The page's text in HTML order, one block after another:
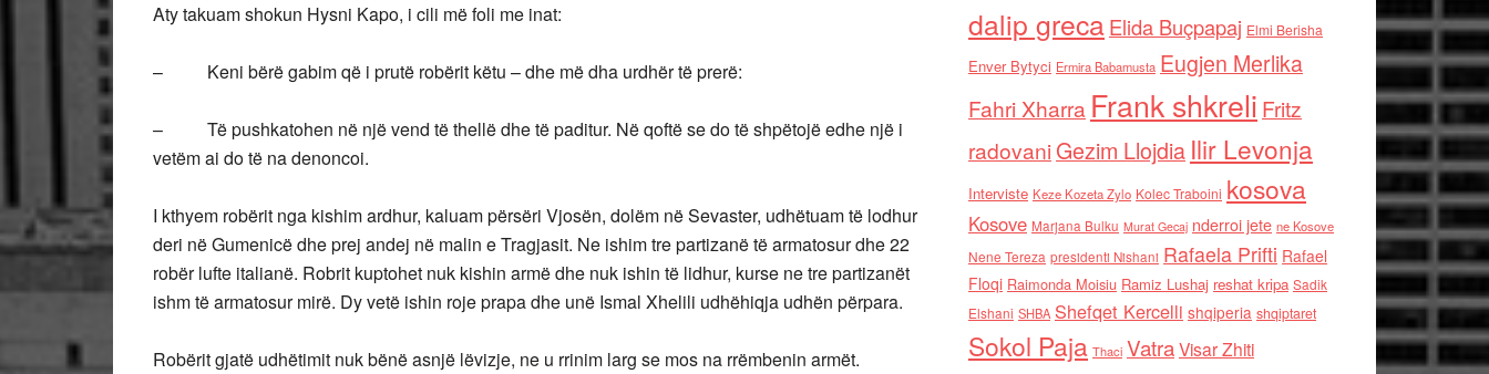
Aty takuam shokun Hysni Kapo, i cili më foli me inat:
– Keni bërë gabim që i prutë robërit këtu – dhe më dha urdhër të prerë:
– Të pushkatohen në një vend të thellë dhe të paditur. Në qoftë se do të shpëtojë edhe një i
vetëm ai do të na denoncoi.
I kthyem robërit nga kishim ardhur, kaluam përsëri Vjosën, dolëm në Sevaster, udhëtuam të lodhur
deri në Gumenicë dhe prej andej në malin e Tragjasit. Ne ishim tre partizanë të armatosur dhe 22
robër lufte italianë. Robrit kuptohet nuk kishin armë dhe nuk ishin të lidhur, kurse ne tre partizanët
ishm të armatosur mirë. Dy vetë ishin roje prapa dhe unë Ismal Xhelili udhëhiqja udhën përpara.
Robërit gjatë udhëtimit nuk bënë asnjë lëvizje, ne u rrinim larg se mos na rrëmbenin armët.
dalip grecaElida Buçpapaj Elmi Berisha
Enver Bytyci Ermira Babamusta Eugjen Merlika
Fahri Xharra Frank shkreli Fritz
radovaniGezim Llojdia Ilir Levonja
Interviste Keze Kozeta Zylo Kolec Traboini kosova
Kosove Marjana Bulku Murat Gecaj nderroi jete ne Kosove
Nene Tereza presidenti Nishani Rafaela Prifti Rafael
Floqi Raimonda Moisiu Ramiz Lushaj reshat kripa Sadik
Elshani SHBA Shefqet Kercelli shqiperia shqiptaret
Sokol Paja Thaci VatraVisar Zhiti